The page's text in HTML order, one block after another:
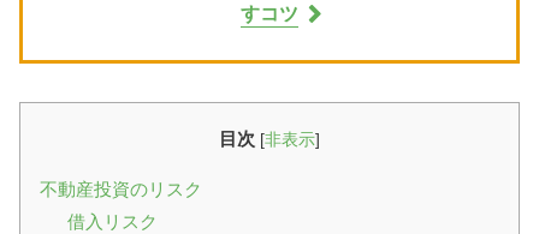
すコツ
目次 [非表示]
不動産投資のリスク
借入リスク